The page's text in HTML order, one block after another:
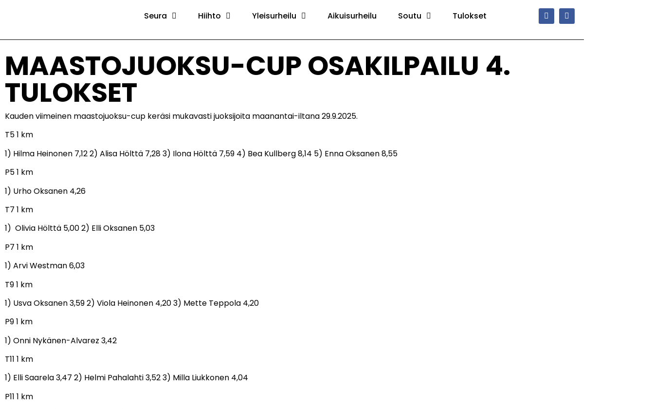
Seura Hiihto Yleisurheilu Aikuisurheilu Soutu Tulokset
MAASTOJUOKSU-CUP OSAKILPAILU 4.
TULOKSET
Kauden viimeinen maastojuoksu-cup keräsi mukavasti juoksijoita maanantai-iltana 29.9.2025.
T5 1 km
1) Hilma Heinonen 7,12 2) Alisa Hölttä 7,28 3) Ilona Hölttä 7,59 4) Bea Kullberg 8,14 5) Enna Oksanen 8,55
P5 1 km
1) Urho Oksanen 4,26
T7 1 km
1) Olivia Hölttä 5,00 2) Elli Oksanen 5,03
P7 1 km
1) Arvi Westman 6,03
T9 1 km
1) Usva Oksanen 3,59 2) Viola Heinonen 4,20 3) Mette Teppola 4,20
P9 1 km
1) Onni Nykänen-Alvarez 3,42
T11 1 km
1) Elli Saarela 3,47 2) Helmi Pahalahti 3,52 3) Milla Liukkonen 4,04
P11 1 km